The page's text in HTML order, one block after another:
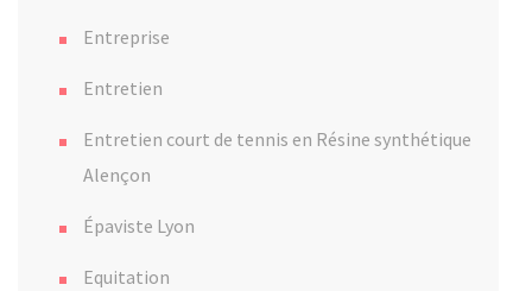
Entreprise
Entretien
Entretien court de tennis en Résine synthétique
Alençon
Épaviste Lyon
Equitation